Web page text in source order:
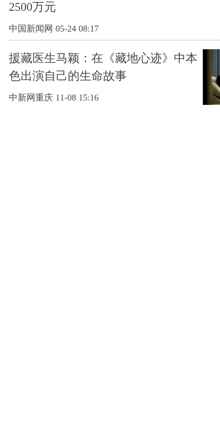
2500万元
中国新闻网 05-24 08:17
援藏医生马颖：在《藏地心迹》中本
色出演自己的生命故事
中新网重庆 11-08 15:16